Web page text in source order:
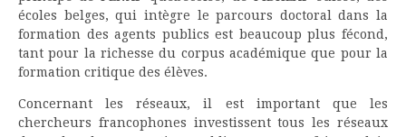
écoles belges, qui intègre le parcours doctoral dans la
formation des agents publics est beaucoup plus fécond,
tant pour la richesse du corpus académique que pour la
formation critique des élèves.
Concernant les réseaux, il est important que les
chercheurs francophones investissent tous les réseaux